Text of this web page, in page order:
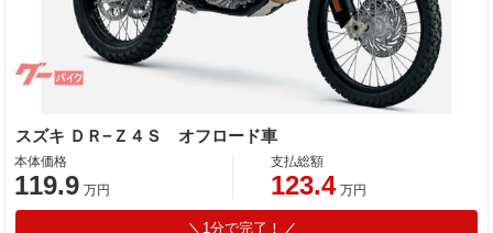
スズキ ＤＲ−Ｚ４Ｓ オフロード車
本体価格
119.9 万円
支払総額
123.4 万円
1分で完了！